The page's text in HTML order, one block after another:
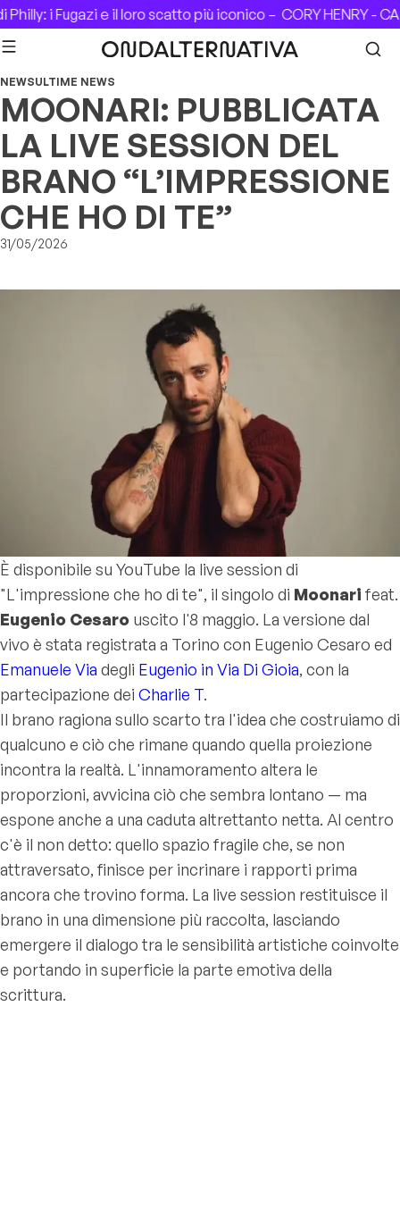
Skip to content
i Fugazi e il loro scatto più iconico –CORY HENRY -
NEWSULTIME NEWS
MOONARI: PUBBLICATA
LA LIVE SESSION DEL
BRANO “L’IMPRESSIONE
CHE HO DI TE”
31/05/2026
È disponibile su YouTube la live session di
"L'impressione che ho di te", il singolo di Moonari feat.
Eugenio Cesaro uscito l'8 maggio. La versione dal
vivo è stata registrata a Torino con Eugenio Cesaro ed
Emanuele Via degli Eugenio in Via Di Gioia, con la
partecipazione dei Charlie T.
Il brano ragiona sullo scarto tra l'idea che costruiamo di
qualcuno e ciò che rimane quando quella proiezione
incontra la realtà. L'innamoramento altera le
proporzioni, avvicina ciò che sembra lontano — ma
espone anche a una caduta altrettanto netta. Al centro
c'è il non detto: quello spazio fragile che, se non
attraversato, finisce per incrinare i rapporti prima
ancora che trovino forma. La live session restituisce il
brano in una dimensione più raccolta, lasciando
emergere il dialogo tra le sensibilità artistiche coinvolte
e portando in superficie la parte emotiva della
scrittura.